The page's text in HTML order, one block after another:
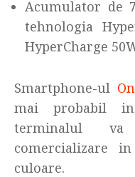
Acumulator de
tehnologia
HyperCharge
Smartphone-ul
mai probabil
terminalul
comercializare
culoare.